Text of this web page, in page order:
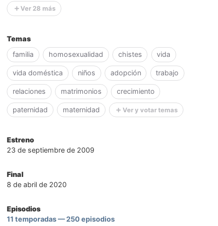
Ver 28 más
Temas
familia
homosexualidad chistes vida
vida doméstica niños adopción trabajo
relaciones matrimonios crecimiento
paternidad maternidad Ver y votar temas
Estreno
23 de septiembre de 2009
Final
8 de abril de 2020
Episodios
11 temporadas — 250 episodios